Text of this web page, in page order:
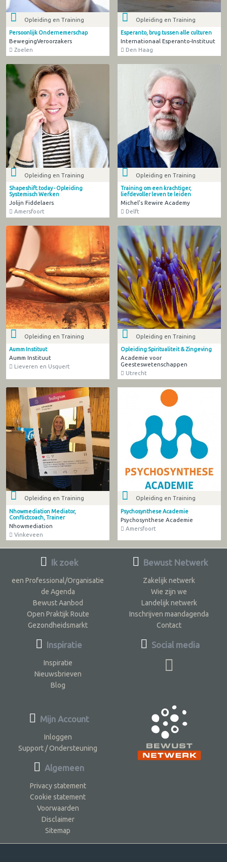
Opleiding en Training
Persoonlijk Ondernemerschap
BewegingVeroorzakers
Zoelen
Opleiding en Training
Esperanto, brug tussen alle culturen
Internationaal Esperanto-Instituut
Den Haag
Opleiding en Training
Shapeshift.today - Opleiding
Systemisch Werken
Jolijn Fiddelaers
Amersfoort
Opleiding en Training
Training om een krachtiger,
liefdevoller leven te leiden
Michel's Rewire Academy
Delft
Opleiding en Training
Aumm Instituut
Aumm Instituut
Lieveren en Usquert
Opleiding en Training
Opleiding Spiritualiteit & Zingeving
Academie voor
Geesteswetenschappen
Utrecht
Opleiding en Training
Nhowmediation Mediator,
Conflictcoach, Trainer
Nhowmediation
Vinkeveen
Opleiding en Training
Psychosynthese Academie
Psychosynthese Academie
Amersfoort
Ik zoek
een Professional/Organisatie
de Agenda
Bewust Aanbod
Open Praktijk Route
Gezondheidsmarkt
Inspiratie
Inspiratie
Nieuwsbrieven
Blog
Bewust Netwerk
Zakelijk netwerk
Wie zijn we
Landelijk netwerk
Inschrijven maandagenda
Contact
Social media
Mijn Account
Inloggen
Support / Ondersteuning
Algemeen
Privacy statement
Cookie statement
Voorwaarden
Disclaimer
Sitemap